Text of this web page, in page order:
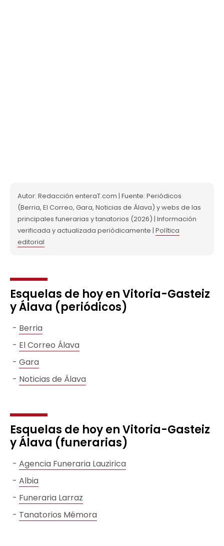
Autor: Redacción enteraT.com | Fuente: Periódicos
(Berria, El Correo, Gara, Noticias de Álava) y webs de las
principales funerarias y tanatorios (2026) | Información
verificada y actualizada periódicamente | Política
editorial
Esquelas de hoy en Vitoria-Gasteiz
y Álava (periódicos)
Berria
El Correo Álava
Gara
Noticias de Álava
Esquelas de hoy en Vitoria-Gasteiz
y Álava (funerarias)
Agencia Funeraria Lauzirica
Albia
Funeraria Larraz
Tanatorios Mémora